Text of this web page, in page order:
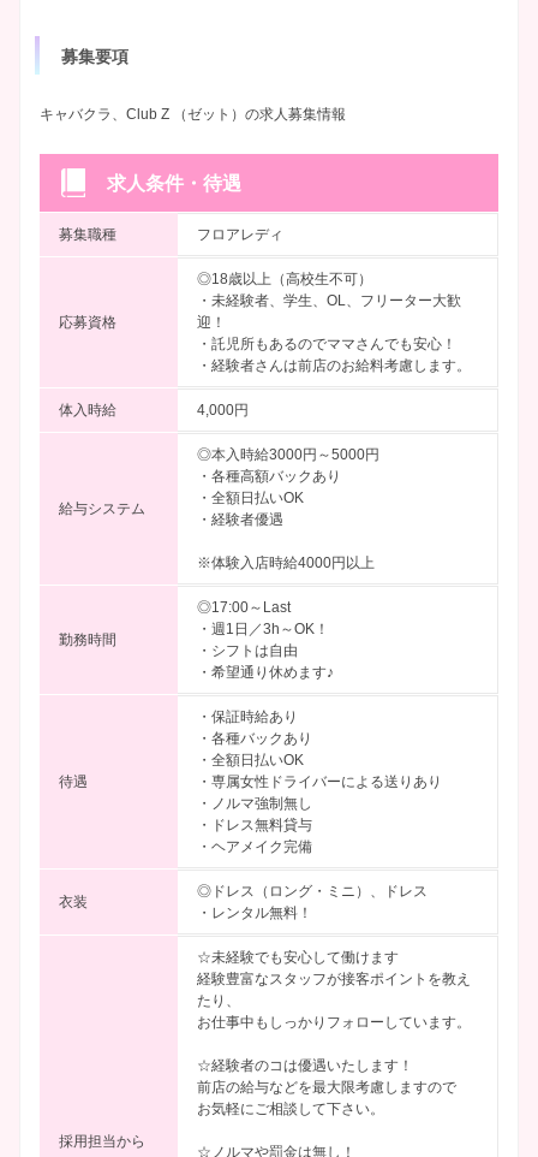
募集要項
キャバクラ、Club Z （ゼット）の求人募集情報
求人条件・待遇
募集職種 フロアレディ
応募資格
◎18歳以上（高校生不可）
・未経験者、学生、OL、フリーター大歓
迎！
・託児所もあるのでママさんでも安心！
・経験者さんは前店のお給料考慮します。
体入時給 4,000円
給与システム
◎本入時給3000円～5000円
・各種高額バックあり
・全額日払いOK
・経験者優遇
※体験入店時給4000円以上
勤務時間
◎17:00～Last
・週1日／3h～OK！
・シフトは自由
・希望通り休めます♪
待遇
・保証時給あり
・各種バックあり
・全額日払いOK
・専属女性ドライバーによる送りあり
・ノルマ強制無し
・ドレス無料貸与
・ヘアメイク完備
衣装
◎ドレス（ロング・ミニ）、ドレス
・レンタル無料！
採用担当から
☆未経験でも安心して働けます
経験豊富なスタッフが接客ポイントを教え
たり、
お仕事中もしっかりフォローしています。
☆経験者のコは優遇いたします！
前店の給与などを最大限考慮しますので
お気軽にご相談して下さい。
☆ノルマや罰金は無し！